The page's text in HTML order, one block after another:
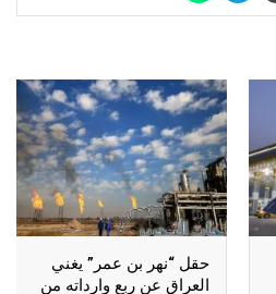
حقل “نهر بن عمر” يغني
العراق عن ربع وارداته من